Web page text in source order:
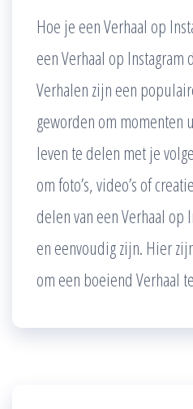
Hoe je een Verhaal op
een Verhaal op Instagram
Verhalen zijn een
geworden om momenten
leven te delen met je
om foto’s, video’s of
delen van een Verhaal op
en eenvoudig zijn. Hier
om een boeiend Verhaal